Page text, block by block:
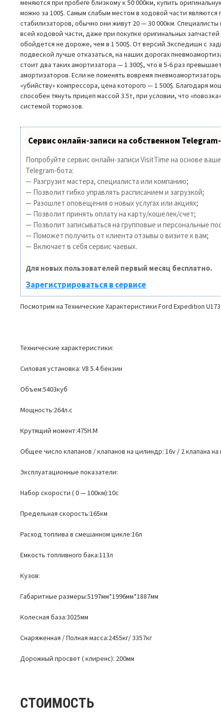
меняются при пробеге близкому к 50 000км, купить
можно за 100$. Самым слабым местом в ходовой части являются
стабилизаторов, обычно они живут 20 — 30 000км. Специалисты
всей ходовой части, даже при покупке оригинальных
обойдется не дороже, чем в 1 500$. От версий Экспедишн с
подвеской лучше отказаться, на наших дорогах
стоит два таких амортизатора — 1 300$, что в 5-6 раз
амортизаторов. Если не поменять вовремя
«убийству» компрессора, цена которого — 1 500$. Благодаря
способен тянуть прицеп массой 3.5т, при условии, что
системой тормозов.
Сервис онлайн-записи на собственном
Попробуйте сервис онлайн-записи VisitTime на основе
Telegram-бота:
— Разгрузит мастера, специалиста или компанию;
— Позволит гибко управлять расписанием и загрузкой;
— Разошлет оповещения о новых услугах или акциях;
— Позволит принять оплату на карту/кошелек/счет;
— Позволит записываться на групповые и персональные
— Поможет получить от клиента отзывы о визите к вам;
— Включает в себя сервис чаевых.
Для новых пользователей первый месяц бесплатно.
Зарегистрироваться в сервисе
Посмотрим на Технические Характеристики Ford Expedition U173
Технические характеристики:
Силовая установка: V8 5.4 бензин
Объем:5403куб
Мощность:264л.с
Крутящий момент:475Н.М
Общее число клапанов / клапанов на цилиндр: 16v / 2 клапана
Эксплуатационные показатели:
Набор скорости ( 0 — 100км):10с
Предельная скорость:165км
Расход топлива в смешанном цикле:16л
Емкость топливного бака:113л
Кузов:
Габаритные размеры:5197мм*1996мм*1887мм
Колесная база:3025мм
Снаряженная / Полная масса:2455кг/ 3357кг
Дорожный просвет ( клиренс): 200мм
СТОИМОСТЬ